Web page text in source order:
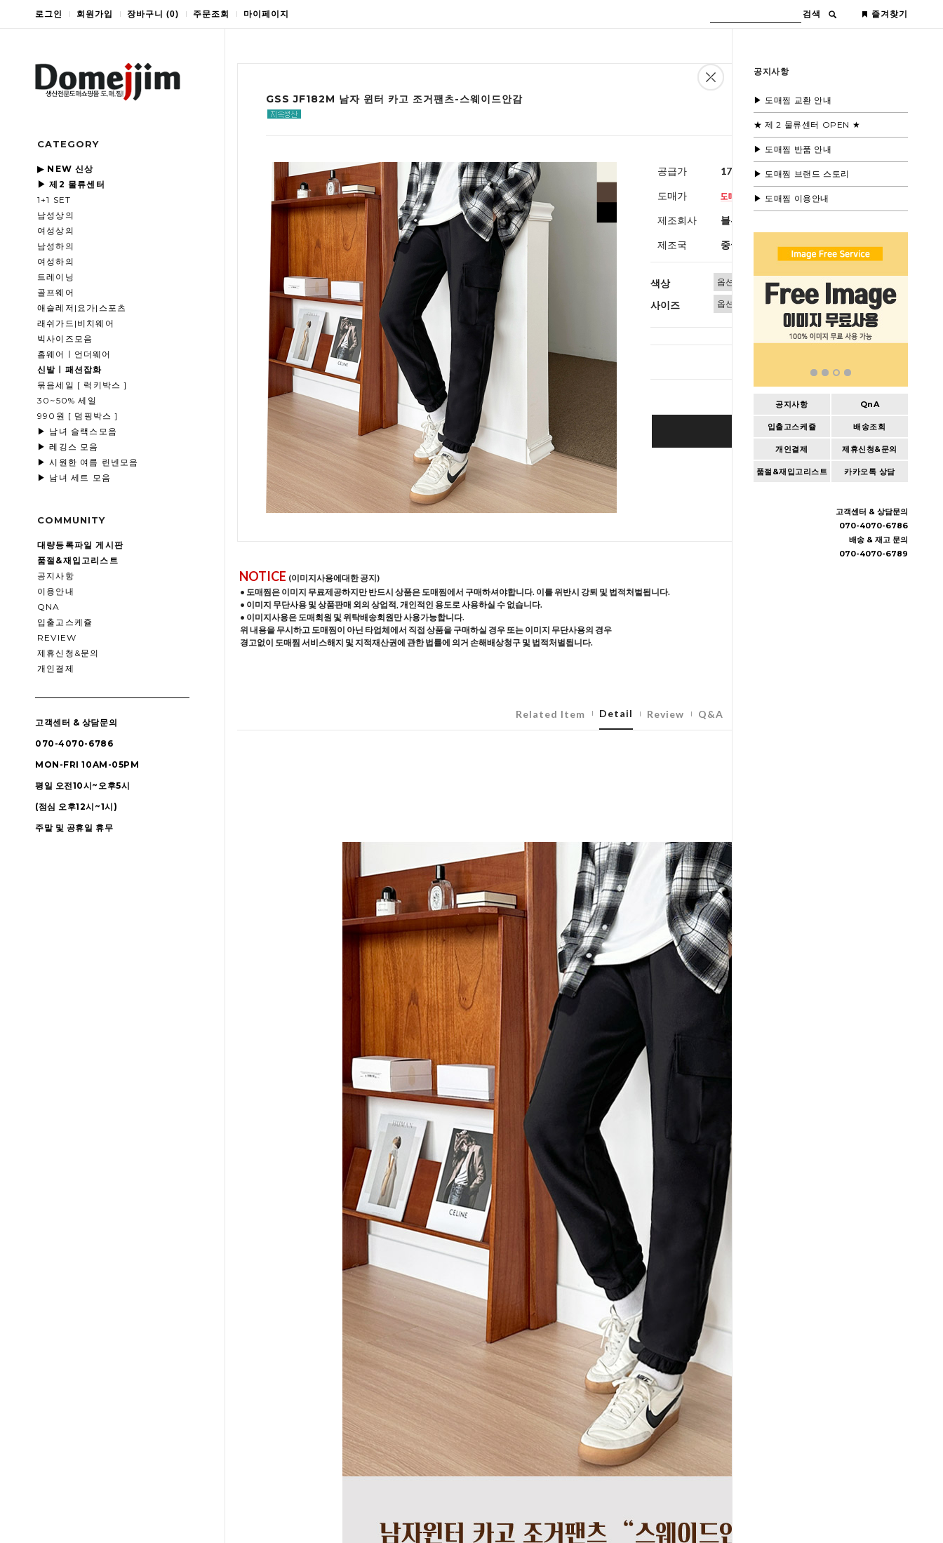
로그인 회원가입 장바구니 (0) 주문조회 마이페이지 검색 즐겨찾기
CATEGORY
▶ NEW 신상
▶ 제2 물류센터
1+1 SET
남성상의
여성상의
남성하의
여성하의
트레이닝
골프웨어
애슬레저|요가|스포츠
래쉬가드|비치웨어
빅사이즈모음
홈웨어ㅣ언더웨어
신발ㅣ패션잡화
묶음세일 [ 럭키박스 ]
30~50% 세일
990원 [ 덤핑박스 ]
▶ 남녀 슬랙스모음
▶ 레깅스 모음
▶ 시원한 여름 린넨모음
▶ 남녀 세트 모음
COMMUNITY
대량등록파일 게시판
품절&재입고리스트
공지사항
이용안내
QNA
입출고스케쥴
REVIEW
제휴신청&문의
개인결제
고객센터 & 상담문의
070-4070-6786
MON-FRI 10AM-05PM
평일 오전10시~오후5시
(점심 오후12시~1시)
주말 및 공휴일 휴무
공지사항
▶ 도매찜 교환 안내
★ 제 2 물류센터 OPEN ★
▶ 도매찜 반품 안내
▶ 도매찜 브랜드 스토리
▶ 도매찜 이용안내
공지사항 QnA
입출고스케쥴 배송조회
개인결제 제휴신청&문의
품절&재입고리스트 카카오톡 상담
고객센터 & 상담문의
070-4070-6786
배송 & 재고 문의
070-4070-6789
GSS JF182M 남자 윈터 카고 조거팬츠-스웨이드안감
공급가 17,600원(부가세별도)
도매가
제조회사 블루모드제휴사
제조국 중국
색상
사이즈
BUY IT NOW
Cart Wishlist
NOTICE (이미지사용에대한 공지)
• 도매찜은 이미지 무료제공하지만 반드시 상품은 도매찜에서 구매하셔야합니다. 이를 위반시 강퇴 및 법적처벌됩니다.
• 이미지 무단사용 및 상품판매 외의 상업적, 개인적인 용도로 사용하실 수 없습니다.
• 이미지사용은 도매회원 및 위탁배송회원만 사용가능합니다.
위 내용을 무시하고 도매찜이 아닌 타업체에서 직접 상품을 구매하실 경우 또는 이미지 무단사용의 경우
경고없이 도매찜 서비스해지 및 지적재산권에 관한 법률에 의거 손해배상청구 및 법적처벌됩니다.
Related Item Detail Review Q&A